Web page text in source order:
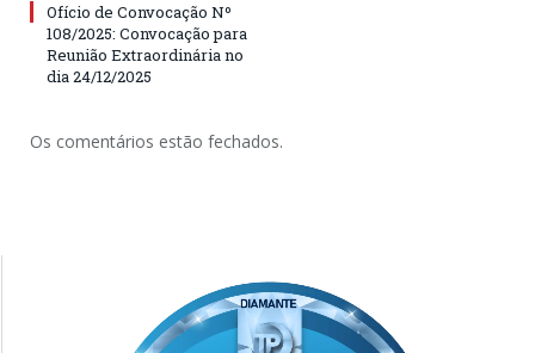
Ofício de Convocação Nº
108/2025: Convocação para
Reunião Extraordinária no
dia 24/12/2025
Os comentários estão fechados.